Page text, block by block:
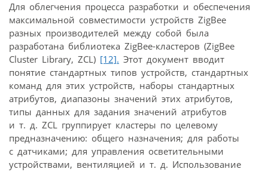
Для облегчения процесса разработки и обеспечения
максимальной совместимости устройств ZigBee
разных производителей между собой была
разработана библиотека ZigBee-кластеров (ZigBee
Cluster Library, ZCL) [12]. Этот документ вводит
понятие стандартных типов устройств, стандартных
команд для этих устройств, наборы стандартных
атрибутов, диапазоны значений этих атрибутов,
типы данных для задания значений атрибутов
и т. д. ZCL группирует кластеры по целевому
предназначению: общего назначения; для работы
с датчиками; для управления осветительными
устройствами, вентиляцией и т. д. Использование